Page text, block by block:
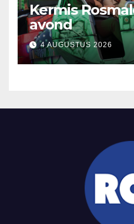
Kermis
avond
4 AUGUSTUS 2026